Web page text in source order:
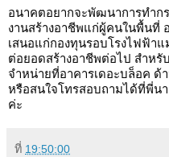
อนาคตอยากจะพัฒนาการทำก
งานสร้างอาชีพแก่ผู้คนในพื้นที่
เสนอแก่กองทุนรอบโรงไฟฟ้า
ต่อยอดสร้างอาชีพต่อไป สำหรั
จำหน่ายที่อาคารเดอะบล็อค ด้
หรือสนใจโทรสอบถามได้ที่พี่น
ค่ะ
ที่ 19:50:00